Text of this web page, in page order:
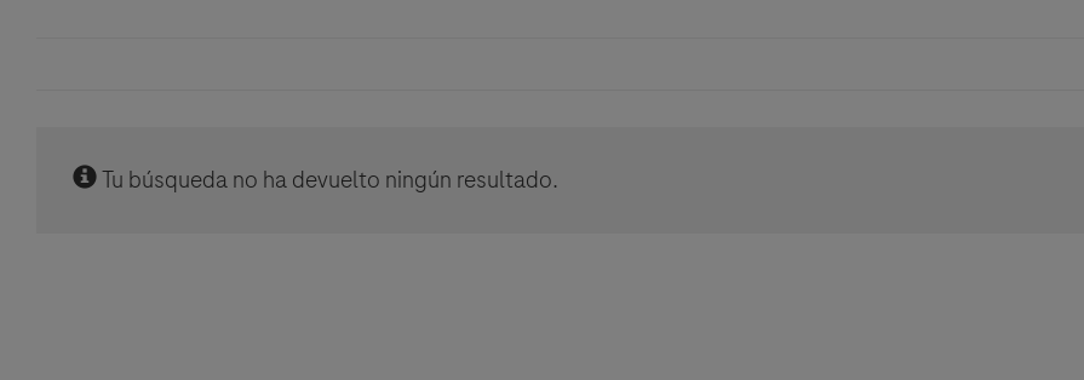
Tu búsqueda no ha devuelto ningún resultado.